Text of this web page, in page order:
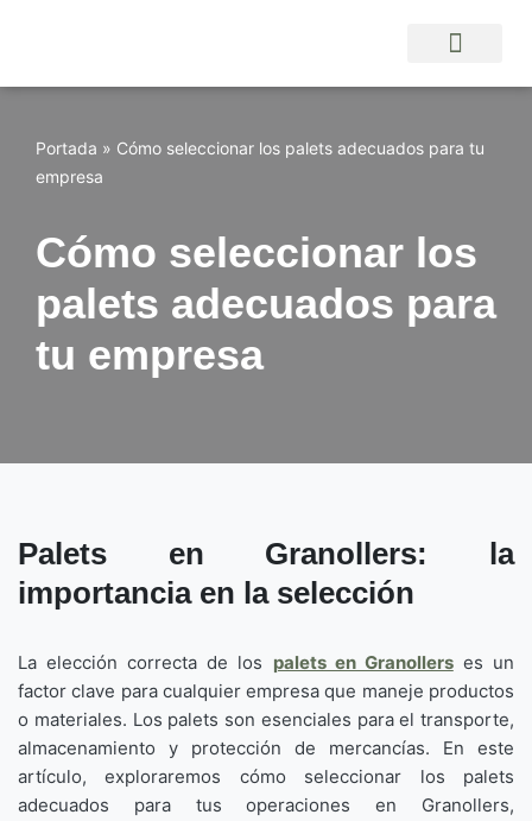
al
Portada » Cómo seleccionar los palets adecuados para tu
empresa
Cómo seleccionar los
palets adecuados para
tu empresa
Palets en Granollers: la
importancia en la selección
La elección correcta de los palets en Granollerses un
factor clave para cualquier empresa que maneje productos
o materiales. Los palets son esenciales para el transporte,
almacenamiento y protección de mercancías. En este
artículo, exploraremos cómo seleccionar los palets
adecuados para tus operaciones en Granollers,